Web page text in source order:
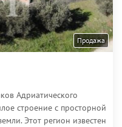
Продажа
Адриатического
строение с просторной
Этот регион известен